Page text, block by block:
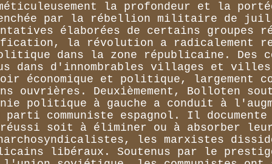
la profondeur et la
par la rébellion militaire de
élaborées de certains groupes
la révolution a radicalement
dans la zone républicaine. Des
dans d'innombrables villages et
économique et politique, largement
ouvrières. Deuxièmement, Bolloten
politique à gauche a conduit à
communiste espagnol. Il documente
réussi soit à éliminer ou à absorber
les marxistes
libéraux. Soutenus par le